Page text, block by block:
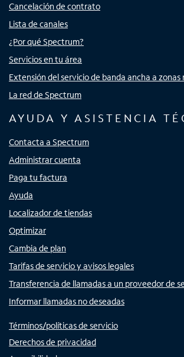
Cancelación de contrato
Lista de canales
¿Por qué Spectrum?
Servicios en tu área
Extensión del servicio de banda ancha a zonas
La red de Spectrum
AYUDA Y ASISTENCIA
Contacta a Spectrum
Administrar cuenta
Paga tu factura
Ayuda
Localizador de tiendas
Optimizar
Cambia de plan
Tarifas de servicio y avisos legales
Transferencia de llamadas a un proveedor de
Informar llamadas no deseadas
Términos/políticas de servicio
Derechos de privacidad